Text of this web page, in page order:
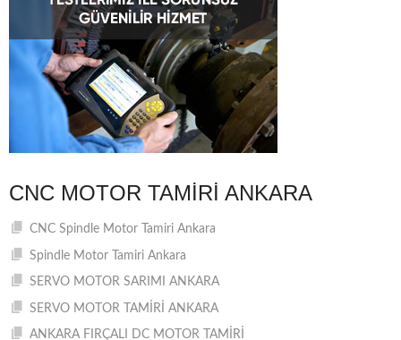
CNC MOTOR TAMIRI ANKARA
CNC Spindle Motor Tamiri Ankara
Spindle Motor Tamiri Ankara
SERVO MOTOR SARIMI ANKARA
SERVO MOTOR TAMİRİ ANKARA
ANKARA FIRÇALI DC MOTOR TAMİRİ